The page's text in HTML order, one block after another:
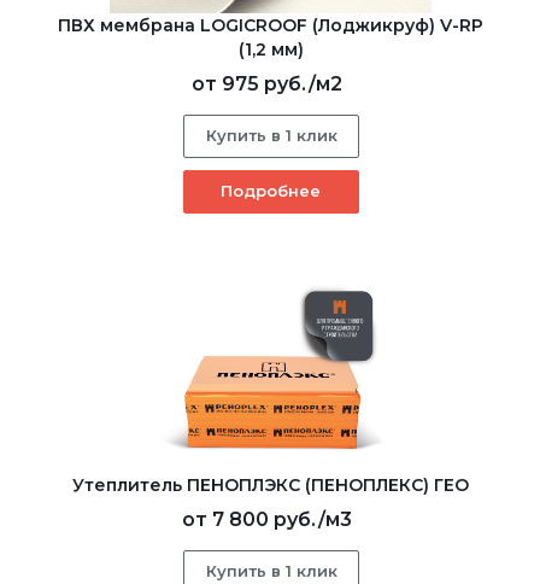
ПВХ мембрана LOGICROOF (Лоджикруф) V-RP
(1,2 мм)
от 975 руб./м2
Купить в 1 клик
Подробнее
Утеплитель ПЕНОПЛЭКС (ПЕНОПЛЕКС) ГЕО
от 7 800 руб./м3
Купить в 1 клик